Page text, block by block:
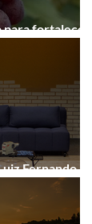
fortalecer a
Fernando
Hamburgo